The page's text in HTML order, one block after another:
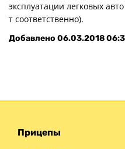
эксплуатации легковых
т соответственно).
Добавлено 06.03.2018
Прицепы